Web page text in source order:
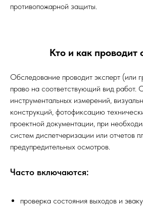
противопожарной защиты.
Кто и как проводит
Обследование проводит эксперт (или
право на соответствующий вид работ.
инструментальных измерений,
конструкций, фотофиксацию
проектной документации, при
систем диспетчеризации или отчетов
предупредительных осмотров.
Часто включаются:
проверка состояния выходов и